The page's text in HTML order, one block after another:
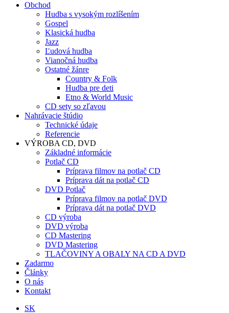
Obchod
Hudba s vysokým rozlíšením
Gospel
Klasická hudba
Jazz
Ľudová hudba
Vianočná hudba
Ostatné žánre
Country & Folk
Hudba pre deti
Etno & World Music
CD sety so zľavou
Nahrávacie štúdio
Technické údaje
Referencie
VÝROBA CD, DVD
Základné informácie
Potlač CD
Príprava filmov na potlač CD
Príprava dát na potlač CD
DVD Potlač
Príprava filmov na potlač DVD
Príprava dát na potlač DVD
CD výroba
DVD výroba
CD Mastering
DVD Mastering
TLAČOVINY A OBALY NA CD A DVD
Zadarmo
Články
O nás
Kontakt
SK